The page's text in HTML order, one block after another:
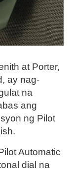
at Porter,
ay nag-
na
ang
ng Pilot
Automatic
dial na